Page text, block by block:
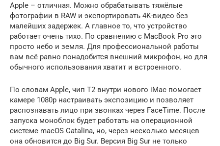
Apple – отличная. Можно обрабатывать тяжёлые
фотографии в RAW и экспортировать 4K-видео без
малейших задержек. А главное то, что устройство
работает очень тихо. По сравнению с MacBook Pro это
просто небо и земля. Для профессиональной работы
вам всё равно понадобится внешний микрофон, но для
обычного использования хватит и встроенного.
По словам Apple, чип T2 внутри нового iMac помогает
камере 1080p настраивать экспозицию и позволяет
распознавать лицо при звонках через FaceTime. После
запуска моноблок будет работать на операционной
системе macOS Catalina, но, через несколько месяцев
она обновится до Big Sur. Версия Big Sur не только